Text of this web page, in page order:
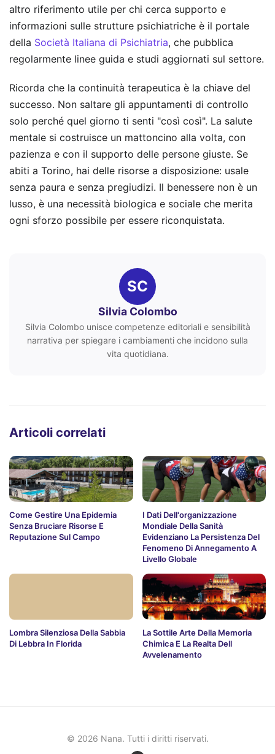
altro riferimento utile per chi cerca supporto e
informazioni sulle strutture psichiatriche è il portale
della Società Italiana di Psichiatria, che pubblica
regolarmente linee guida e studi aggiornati sul settore.
Ricorda che la continuità terapeutica è la chiave del
successo. Non saltare gli appuntamenti di controllo
solo perché quel giorno ti senti "così così". La salute
mentale si costruisce un mattoncino alla volta, con
pazienza e con il supporto delle persone giuste. Se
abiti a Torino, hai delle risorse a disposizione: usale
senza paura e senza pregiudizi. Il benessere non è un
lusso, è una necessità biologica e sociale che merita
ogni sforzo possibile per essere riconquistata.
SC
Silvia Colombo
Silvia Colombo unisce competenze editoriali e sensibilità
narrativa per spiegare i cambiamenti che incidono sulla
vita quotidiana.
Articoli correlati
Come Gestire Una Epidemia
Senza Bruciare Risorse E
Reputazione Sul Campo
I Dati Dell'organizzazione
Mondiale Della Sanità
Evidenziano La Persistenza Del
Fenomeno Di Annegamento A
Livello Globale
Lombra Silenziosa Della Sabbia
Di Lebbra In Florida
La Sottile Arte Della Memoria
Chimica E La Realta Dell
Avvelenamento
© 2026 Nana. Tutti i diritti riservati.